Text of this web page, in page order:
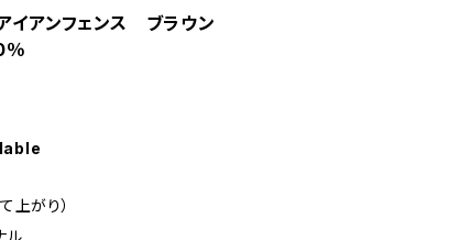
アンフェンス ブラウン
％
上がり）